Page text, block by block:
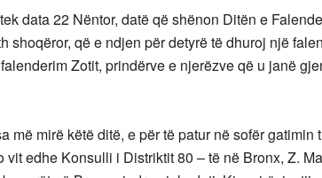
data 22 Nëntor, datë që shënon Ditën e
shoqëror, që e ndjen për detyrë të dhuroj një
Zotit, prindërve e njerëzve që u janë
më mirë këtë ditë, e për të patur në sofër
vit edhe Konsulli i Distriktit 80 – të në Bronx, Z.